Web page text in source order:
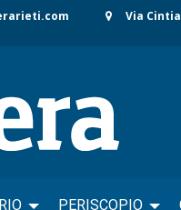
Via Cintia
PERISCOPIO